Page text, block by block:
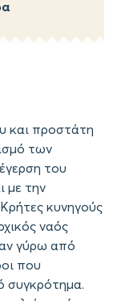
και προστάτη
των
του
με την
κυνηγούς
ναός
γύρω από
που
συγκρότημα.